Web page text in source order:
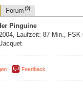
Forum (9)
Pinguine
Laufzeit: 87 Min., FSK
Feedback